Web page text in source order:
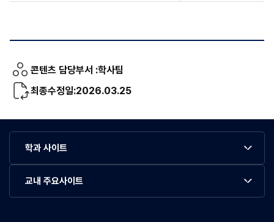
콘텐츠 담당부서 :학사팀
최종수정일:2026.03.25
학과 사이트
교내 주요사이트